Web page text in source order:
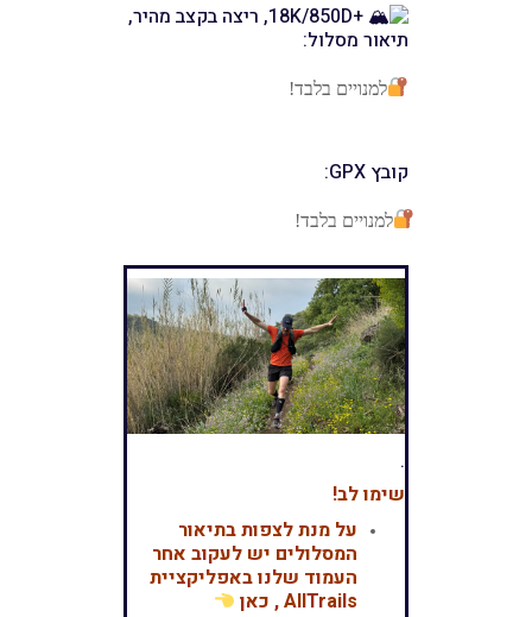
+18K/850D, ריצה בקצב מהיר,
תיאור מסלול:
למנויים בלבד!
קובץ GPX:
למנויים בלבד!
.
שימו לב!
על מנת לצפות בתיאור
המסלולים יש לעקוב אחר
העמוד שלנו באפליקציית
AllTrails , כאן